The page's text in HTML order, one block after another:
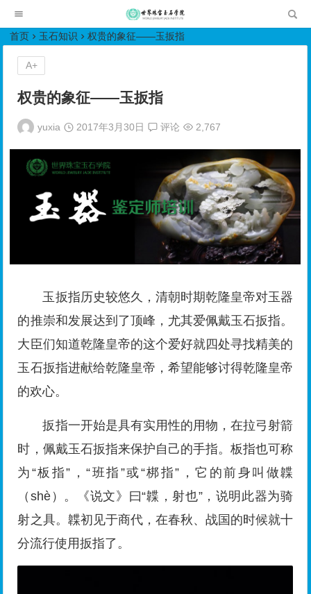
首页 玉石知识 权贵的象征——玉扳指
权贵的象征——玉扳指
yuxia 2017年3月30日 评论 2,767
玉扳指历史较悠久，清朝时期乾隆皇帝对玉器
的推崇和发展达到了顶峰，尤其爱佩戴玉石扳指。
大臣们知道乾隆皇帝的这个爱好就四处寻找精美的
玉石扳指进献给乾隆皇帝，希望能够讨得乾隆皇帝
的欢心。
扳指一开始是具有实用性的用物，在拉弓射箭
时，佩戴玉石扳指来保护自己的手指。板指也可称
为“板指”，“班指”或“梆指”，它的前身叫做韘
（shè）。《说文》曰“韘，射也”，说明此器为骑
射之具。韘初见于商代，在春秋、战国的时候就十
分流行使用扳指了。
A+